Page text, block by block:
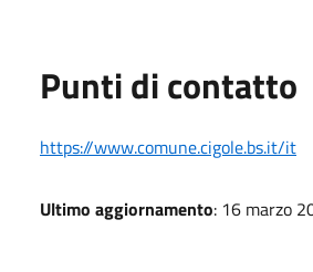
Punti di contatto
https://www.comune.cigole.bs.it/it
Ultimo aggiornamento: 16 marzo